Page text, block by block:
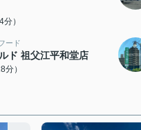
）
ード
ド 祖父江平和堂店
分）